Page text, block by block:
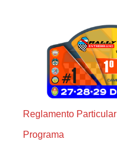
Reglamento Particular
Programa